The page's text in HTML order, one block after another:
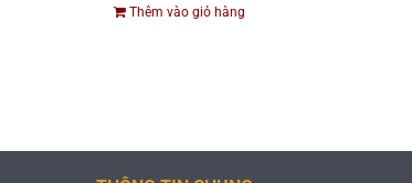
Thêm vào giỏ hàng